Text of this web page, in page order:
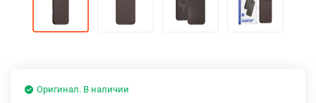
Оригинал. В наличии